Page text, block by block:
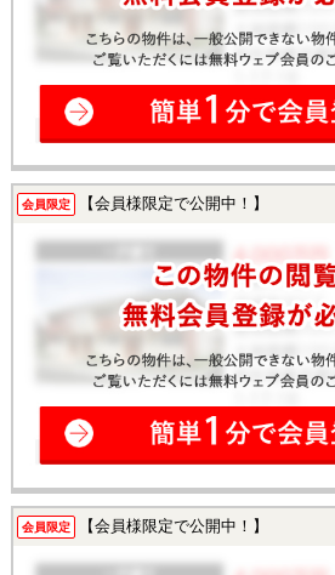
会員限定 【会員様限定で公開中！】
会員限定 【会員様限定で公開中！】